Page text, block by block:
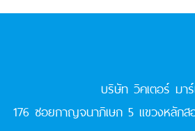
บริษัท วิคเตอร์ มา
176 ซอยกาญจนาภิเษก 5 แขวงหลักส